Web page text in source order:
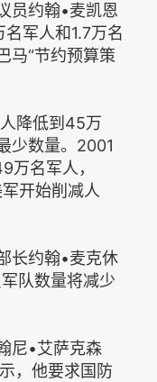
约翰•麦凯恩
军人和1.7万名
马“节约预算策
降低到45万
少数量。2001
万名军人，
开始削减人
约翰•麦克休
队数量将减少
•艾萨克森
，他要求国防